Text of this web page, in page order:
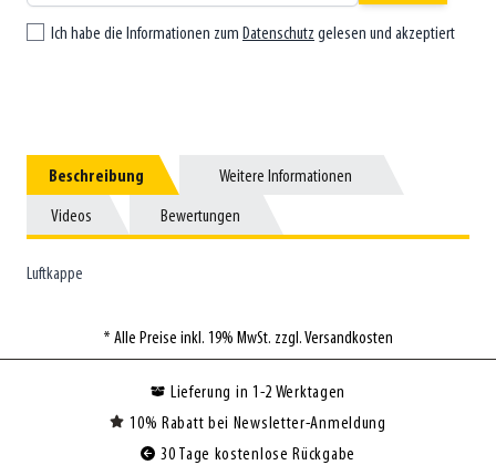
Ich habe die Informationen zum Datenschutz gelesen und akzeptiert
Beschreibung
Beschreibung Weitere Informationen
Weitere Informationen
Videos
Videos Bewertungen
Bewertungen
Luftkappe
* Alle Preise inkl. 19% MwSt. zzgl. Versandkosten
Lieferung in 1-2 Werktagen
10% Rabatt bei Newsletter-Anmeldung
30 Tage kostenlose Rückgabe